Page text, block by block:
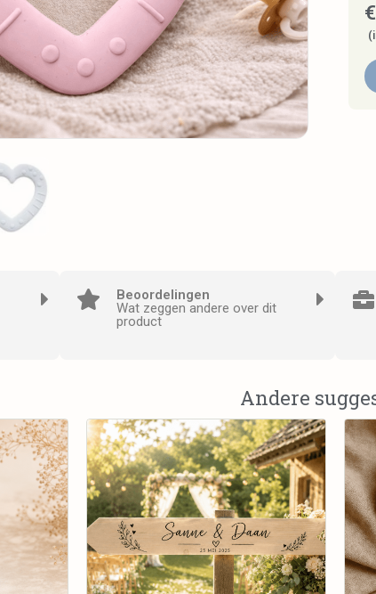
€
Beoordelingen
Wat zeggen andere over dit
product
Andere